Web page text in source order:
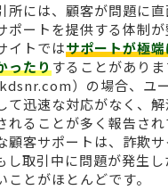
所には、顧客が問題に
ポートを提供する体制
イトではサポートが極
ったりすることがありま
）の場合、ユ
て迅速な対応がなく、
れることが多く報告さ
顧客サポートは、詐欺
し取引中に問題が発生
ことがほとんどです。